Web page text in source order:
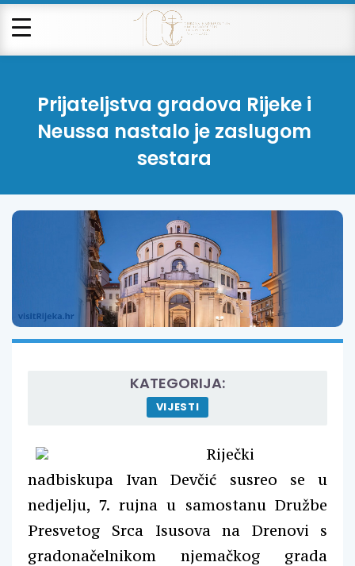
Prijateljstva gradova Rijeke i
Neussa nastalo je zaslugom
sestara
KATEGORIJA:
VIJESTI
Riječki
nadbiskupa Ivan Devčić susreo se u
nedjelju, 7. rujna u samostanu Družbe
Presvetog Srca Isusova na Drenovi s
gradonačelnikom njemačkog grada